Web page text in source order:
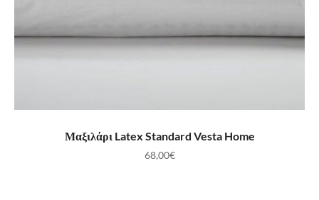
ΠΡΟΣΘΉΚΗ ΣΤΟ ΚΑΛΆΘΙ
Μαξιλάρι Latex Standard Vesta Home
68,00€